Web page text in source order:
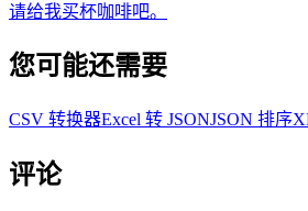
请给我买杯咖啡吧。
您可能还需要
CSV 转换器Excel 转 JSONJSON 排序
评论